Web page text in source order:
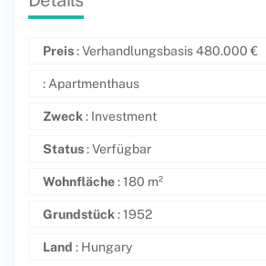
Preis: Verhandlungsbasis480.000 €
: Apartmenthaus
Zweck: Investment
Status: Verfügbar
Wohnfläche: 180 m²
Grundstück: 1952
Land : Hungary